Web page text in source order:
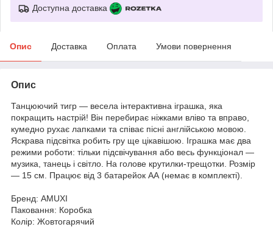
Доступна доставка
Опис Доставка Оплата Умови повернення
Опис
Танцюючий тигр — весела інтерактивна іграшка, яка
покращить настрій! Він перебирає ніжками вліво та вправо,
кумедно рухає лапками та співає пісні англійською мовою.
Яскрава підсвітка робить гру ще цікавішою. Іграшка має два
режими роботи: тільки підсвічування або весь функціонал —
музика, танець і світло. На голове крутилки-трещотки. Розмір
— 15 см. Працює від 3 батарейок АА (немає в комплекті).
Бренд: AMUXI
Паковання: Коробка
Колір: Жовтогарячий